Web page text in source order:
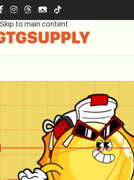
Skip to navigation
Skip to main content
GIÁ
1.590.000 ₫— 7.990.000 ₫